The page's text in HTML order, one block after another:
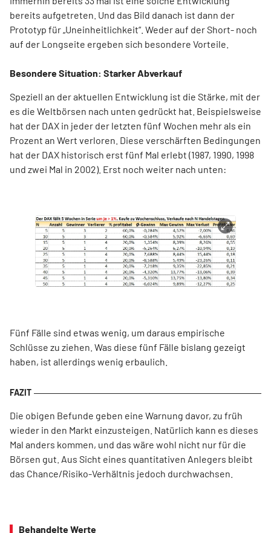
bereits aufgetreten. Und das Bild danach ist dann der
Prototyp für „Uneinheitlichkeit“. Weder auf der Short- noch
auf der Longseite ergeben sich besondere Vorteile.
Besondere Situation: Starker Abverkauf
Speziell an der aktuellen Entwicklung ist die Stärke, mit der
es die Weltbörsen nach unten gedrückt hat. Beispielsweise
hat der DAX in jeder der letzten fünf Wochen mehr als ein
Prozent an Wert verloren. Diese verschärften Bedingungen
hat der DAX historisch erst fünf Mal erlebt (1987, 1990, 1998
und zwei Mal in 2002). Erst noch weiter nach unten:
Fünf Fälle sind etwas wenig, um daraus empirische
Schlüsse zu ziehen. Was diese fünf Fälle bislang gezeigt
haben, ist allerdings wenig erbaulich.
Die obigen Befunde geben eine Warnung davor, zu früh
wieder in den Markt einzusteigen. Natürlich kann es dieses
Mal anders kommen, und das wäre wohl nicht nur für die
Börsen gut. Aus Sicht eines quantitativen Anlegers bleibt
das Chance/Risiko-Verhältnis jedoch durchwachsen.
Behandelte Werte